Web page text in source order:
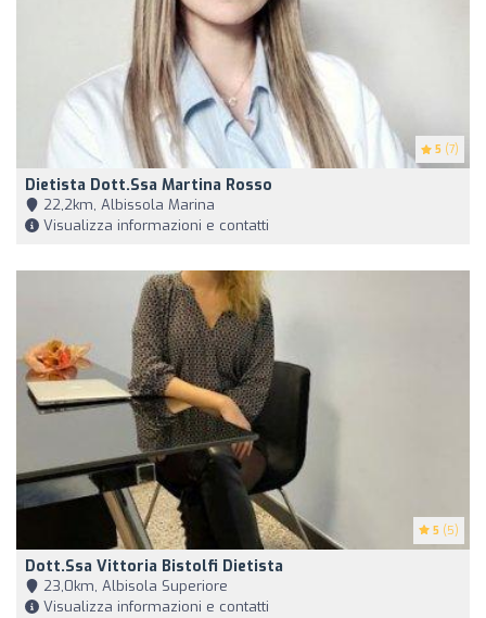
5 (7)
Dietista Dott.ssa Martina Rosso
22,2km, Albissola Marina
Visualizza informazioni e contatti
5 (5)
Dott.ssa Vittoria Bistolfi Dietista
23,0km, Albisola Superiore
Visualizza informazioni e contatti